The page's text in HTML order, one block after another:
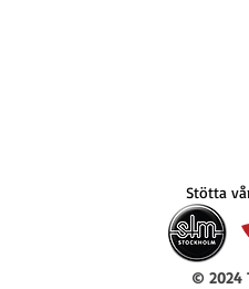
Stötta
© 2024